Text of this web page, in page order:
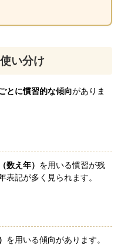
い分け
とに慣習的な傾向がありま
数え年） を用いる慣習が残
表記が多く見られます。
を用いる傾向があります。